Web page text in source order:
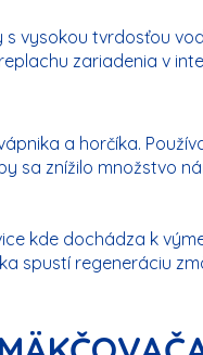
vysokou tvrdosťou
zariadenia v
a horčíka.
sa znížilo množstvo
kde dochádza k
spustí regeneráciu